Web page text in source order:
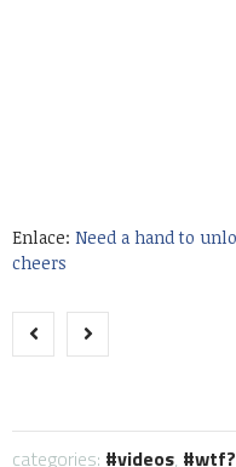
Enlace: Need a hand to
cheers
categories: videos, wtf?